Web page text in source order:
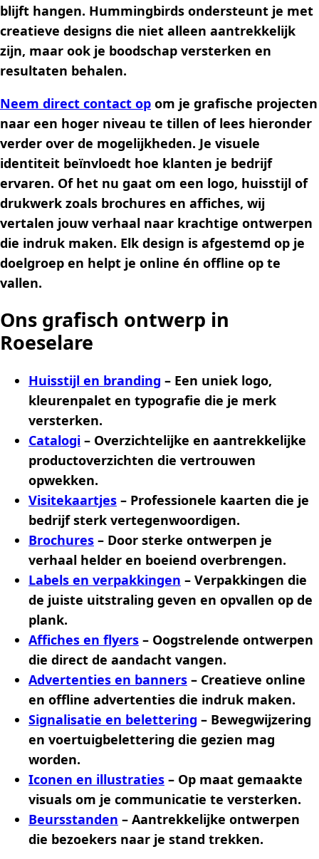
blijft hangen. Hummingbirds ondersteunt je met
creatieve designs die niet alleen aantrekkelijk
zijn, maar ook je boodschap versterken en
resultaten behalen.
Neem direct contact op om je grafische projecten
naar een hoger niveau te tillen of lees hieronder
verder over de mogelijkheden. Je visuele
identiteit beïnvloedt hoe klanten je bedrijf
ervaren. Of het nu gaat om een logo, huisstijl of
drukwerk zoals brochures en affiches, wij
vertalen jouw verhaal naar krachtige ontwerpen
die indruk maken. Elk design is afgestemd op je
doelgroep en helpt je online én offline op te
vallen.
Ons grafisch ontwerp in
Roeselare
Huisstijl en branding – Een uniek logo,
kleurenpalet en typografie die je merk
versterken.
Catalogi – Overzichtelijke en aantrekkelijke
productoverzichten die vertrouwen
opwekken.
Visitekaartjes – Professionele kaarten die je
bedrijf sterk vertegenwoordigen.
Brochures – Door sterke ontwerpen je
verhaal helder en boeiend overbrengen.
Labels en verpakkingen – Verpakkingen die
de juiste uitstraling geven en opvallen op de
plank.
Affiches en flyers – Oogstrelende ontwerpen
die direct de aandacht vangen.
Advertenties en banners – Creatieve online
en offline advertenties die indruk maken.
Signalisatie en belettering – Bewegwijzering
en voertuigbelettering die gezien mag
worden.
Iconen en illustraties – Op maat gemaakte
visuals om je communicatie te versterken.
Beursstanden – Aantrekkelijke ontwerpen
die bezoekers naar je stand trekken.